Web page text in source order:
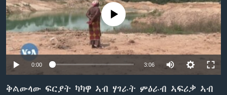
ቂሔ ጽልሚ
ቋንቋታትNo media source currently available
0:00 3:06
ቅልውላው ፍርያት ካካዋ ኣብ ሃገራት ምዕራብ ኣፍሪቃ ኣብ